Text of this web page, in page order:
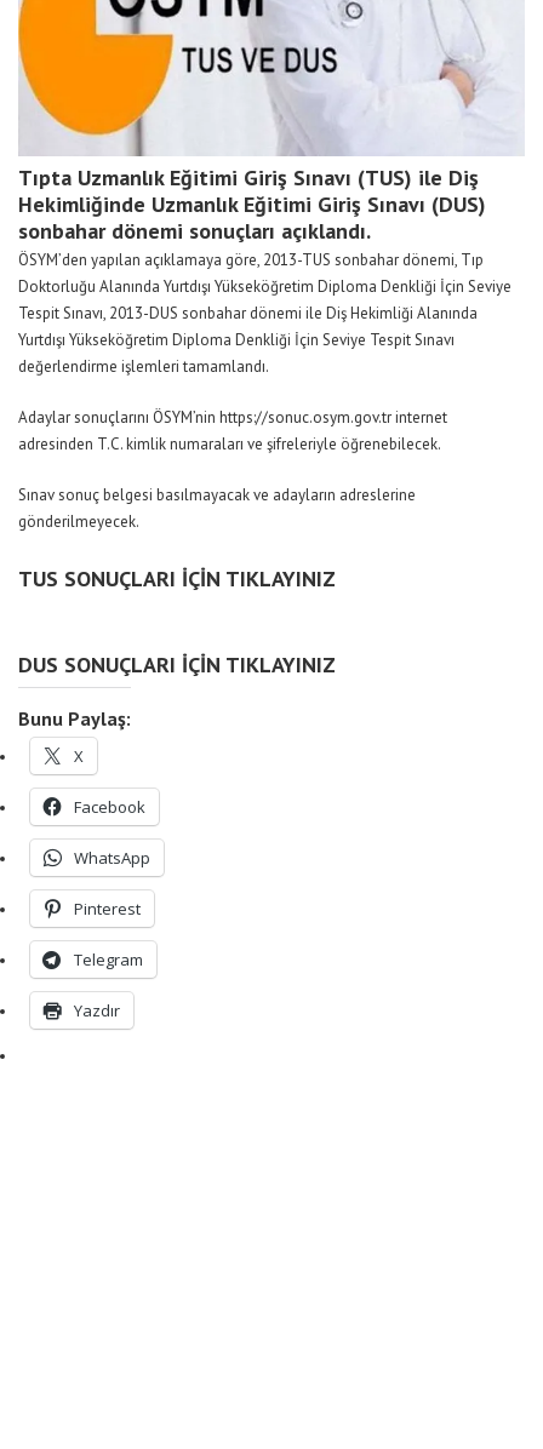
Tıpta Uzmanlık Eğitimi Giriş Sınavı (TUS) ile Diş
Hekimliğinde Uzmanlık Eğitimi Giriş Sınavı (DUS)
sonbahar dönemi sonuçları açıklandı.
ÖSYM’den yapılan açıklamaya göre, 2013-TUS sonbahar dönemi, Tıp
Doktorluğu Alanında Yurtdışı Yükseköğretim Diploma Denkliği İçin Seviye
Tespit Sınavı, 2013-DUS sonbahar dönemi ile Diş Hekimliği Alanında
Yurtdışı Yükseköğretim Diploma Denkliği İçin Seviye Tespit Sınavı
değerlendirme işlemleri tamamlandı.
Adaylar sonuçlarını ÖSYM’nin https://sonuc.osym.gov.tr internet
adresinden T.C. kimlik numaraları ve şifreleriyle öğrenebilecek.
Sınav sonuç belgesi basılmayacak ve adayların adreslerine
gönderilmeyecek.
TUS SONUÇLARI İÇİN TIKLAYINIZ
DUS SONUÇLARI İÇİN TIKLAYINIZ
Bunu Paylaş:
X
Facebook
WhatsApp
Pinterest
Telegram
Yazdır